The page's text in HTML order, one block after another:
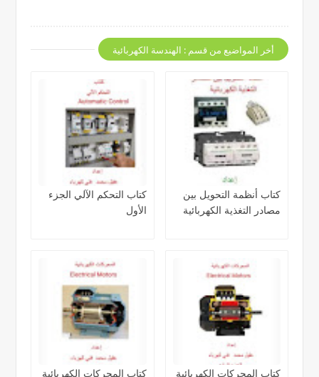
أخر المواضيع من قسم : الهندسة الكهربائية
كتاب أنظمة التحويل بين
مصادر التغذية الكهربائية
كتاب التحكم الآلي الجزء
الأول
كتاب المحركات الكهربائية
كتاب المحركات الكهربائية